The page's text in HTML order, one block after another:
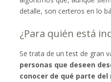
detalle, son certeros en lo
¿Para quién está
Se trata de un test de gran
personas que deseen
conocer de qué parte del